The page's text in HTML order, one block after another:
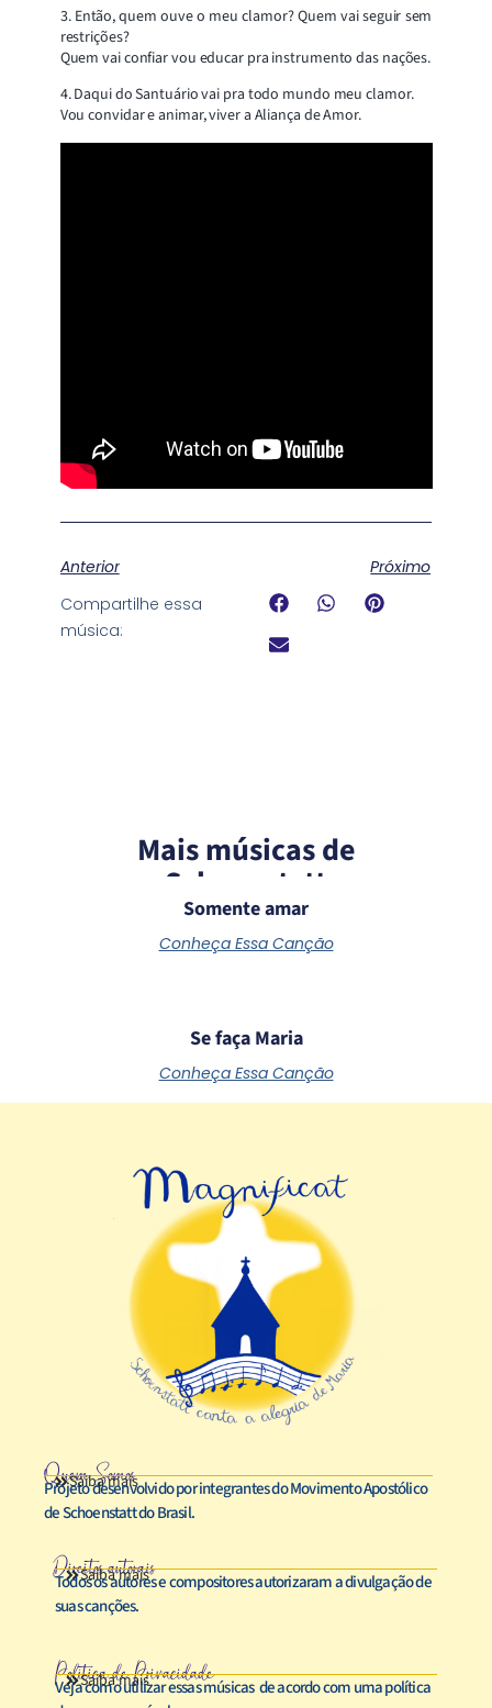
3. Então, quem ouve o meu clamor? Quem vai seguir sem
restrições?
Quem vai confiar vou educar pra instrumento das nações.
4. Daqui do Santuário vai pra todo mundo meu clamor.
Vou convidar e animar, viver a Aliança de Amor.
Anterior
Próximo
Compartilhe essa
música:
Mais músicas de
Schoenstatt
Somente amar
Conheça Essa Canção
Se faça Maria
Conheça Essa Canção
Quem Somos
Saiba mais
Projeto desenvolvido por integrantes do Movimento Apostólico
de Schoenstatt do Brasil.
Direitos autorais
Saiba mais
Todos os autores e compositores autorizaram a divulgação de
suas canções.
Política de Privacidade
Saiba mais
Veja como utilizar essas músicas de acordo com uma política